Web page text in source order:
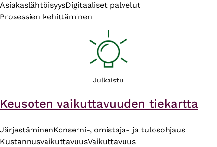
AsiakaslähtöisyysDigitaaliset palvelut
Prosessien kehittäminen
Julkaistu
Keusoten vaikuttavuuden tiekartta
JärjestäminenKonserni-, omistaja- ja tulosohjaus
KustannusvaikuttavuusVaikuttavuus